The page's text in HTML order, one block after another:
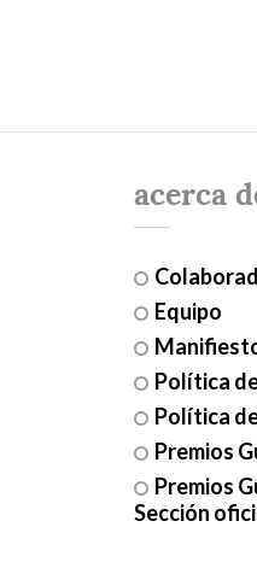
acerca
Equipo
Política
Política
Premios
Premios
Sección